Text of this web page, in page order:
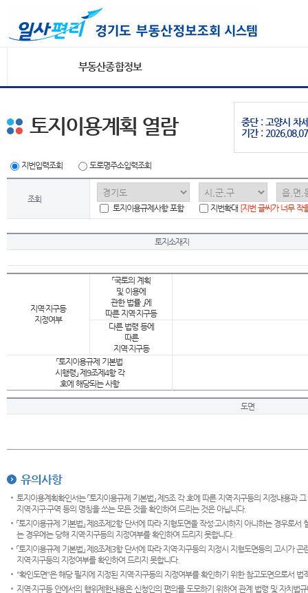
부동산종합정보
중단 : 고양시 차
기간 :
토지이용계획 열람
지번입력조회 도로명주소입력조회
조회
토지이용규제사항 포함
지번확대 [지번 글씨가 너무 작
토지소재지
지역·지구등
지정여부
「국토의 계획
및 이용에
관한 법률 」에
따른 지역·지구등
다른 법령 등에
따른
지역·지구등
「토지이용규제 기본법
시행령」 제9조제4항 각
호에 해당되는 사항
도면
유의사항
토지이용계획확인서는 「토지이용규제 기본법」 제5조 각 호에 따른 지역·지구등의 지정내용
지역·지구·구역 등의 명칭을 쓰는 모든 것을 확인하여 드리는 것은 아닙니다.
「토지이용규제 기본법」 제8조제2항 단서에 따라 지형도면을 작성·고시하지 아니하는 경우로
는 경우에는 당해 지역·지구등의 지정여부를 확인하여 드리지 못합니다.
「토지이용규제 기본법」 제8조제3항 단서에 따라 지역·지구등의 지정시 지형도면등의 고시가
지역·지구등의 지정여부를 확인하여 드리지 못합니다.
"확인도면"은 해당 필지에 지정된 지역·지구등의 지정여부를 확인하기 위한 참고도면으로서
지역·지구등 안에서의 행위제한내용은 신청인의 편의를 도모하기 위하여 관계 법령 및 자치